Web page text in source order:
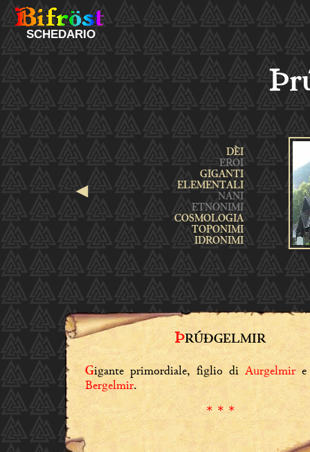
SCHEDARIO
◄
ÞRÚÐGELMIR
Gigante primordiale, figlio diAurgelmir
Bergelmir.
* * *